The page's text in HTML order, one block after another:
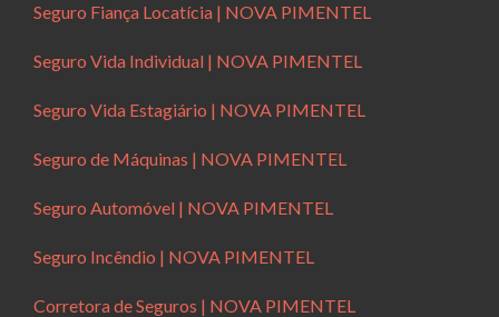
Seguro Fiança Locatícia | NOVA PIMENTEL
Seguro Vida Individual | NOVA PIMENTEL
Seguro Vida Estagiário | NOVA PIMENTEL
Seguro de Máquinas | NOVA PIMENTEL
Seguro Automóvel | NOVA PIMENTEL
Seguro Incêndio | NOVA PIMENTEL
Corretora de Seguros | NOVA PIMENTEL